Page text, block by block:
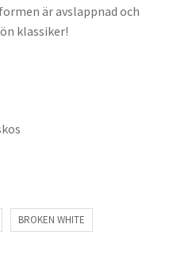
är avslappnad och
klassiker!
BROKEN WHITE